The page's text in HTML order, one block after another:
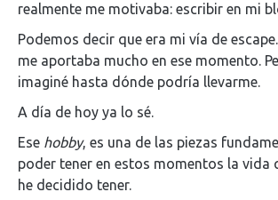
realmente me motivaba: escribir en mi
Podemos decir que era mi vía de
me aportaba mucho en ese momento.
imaginé hasta dónde podría llevarme.
A día de hoy ya lo sé.
Ese hobby, es una de las piezas
poder tener en estos momentos la vida
he decidido tener.